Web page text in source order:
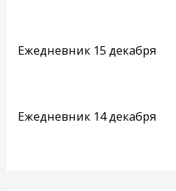
Ежедневник 15 декабря
Ежедневник 14 декабря